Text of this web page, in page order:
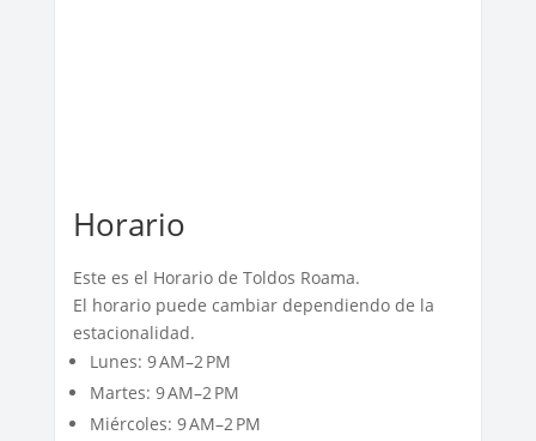
Horario
Este es el Horario de Toldos Roama.
El horario puede cambiar dependiendo de la
estacionalidad.
Lunes: 9 AM–2 PM
Martes: 9 AM–2 PM
Miércoles: 9 AM–2 PM